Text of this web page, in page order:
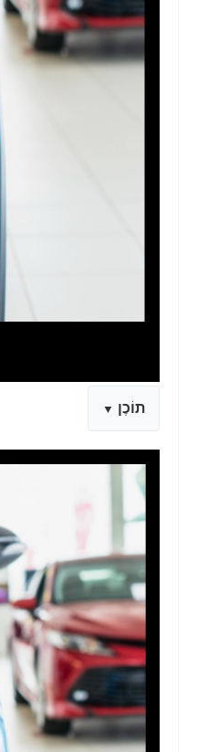
תוֹכֶן